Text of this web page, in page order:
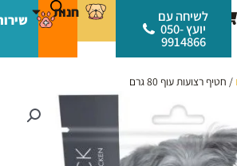
עגלת
קניות
לשיחה עם
יועץ 050-
9914866
חנות
/ חטיף רצועות עוף 80 גרם